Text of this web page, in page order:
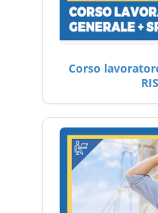
Corso lavoratore